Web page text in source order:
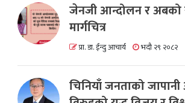
जेनजी आन्दोलन र अबको
मार्गचित्र
प्रा. डा. ईन्दु आचार्य भदौ २९ २०८२
चिनियाँ जनताको